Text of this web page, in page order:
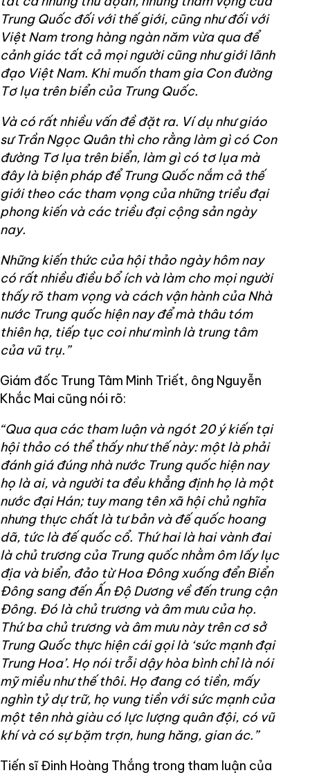
Trung Quốc đối với thế giới, cũng như đối với
Việt Nam trong hàng ngàn năm vừa qua để
cảnh giác tất cả mọi người cũng như giới lãnh
đạo Việt Nam. Khi muốn tham gia Con đường
Tơ lụa trên biển của Trung Quốc.
Và có rất nhiều vấn đề đặt ra. Ví dụ như giáo
sư Trần Ngọc Quân thì cho rằng làm gì có Con
đường Tơ lụa trên biển, làm gì có tơ lụa mà
đây là biện pháp để Trung Quốc nắm cả thế
giới theo các tham vọng của những triều đại
phong kiến và các triều đại cộng sản ngày
nay.
Những kiến thức của hội thảo ngày hôm nay
có rất nhiều điều bổ ích và làm cho mọi người
thấy rõ tham vọng và cách vận hành của Nhà
nước Trung quốc hiện nay để mà thâu tóm
thiên hạ, tiếp tục coi như mình là trung tâm
của vũ trụ.”
Giám đốc Trung Tâm Minh Triết, ông Nguyễn
Khắc Mai cũng nói rõ:
“Qua qua các tham luận và ngót 20 ý kiến tại
hội thảo có thể thấy như thế này: một là phải
đánh giá đúng nhà nước Trung quốc hiện nay
họ là ai, và người ta đều khẳng định họ là một
nước đại Hán; tuy mang tên xã hội chủ nghĩa
nhưng thực chất là tư bản và đế quốc hoang
dã, tức là đế quốc cổ. Thứ hai là hai vành đai
là chủ trương của Trung quốc nhằm ôm lấy lục
địa và biển, đảo từ Hoa Đông xuống đển Biển
Đông sang đến Ấn Độ Dương về đến trung cận
Đông. Đó là chủ trương và âm mưu của họ.
Thứ ba chủ trương và âm mưu này trên cơ sở
Trung Quốc thực hiện cái gọi là ‘sức mạnh đại
Trung Hoa’. Họ nói trỗi dậy hòa bình chỉ là nói
mỹ miều như thế thôi. Họ đang có tiền, mấy
nghìn tỷ dự trữ, họ vung tiền với sức mạnh của
một tên nhà giàu có lực lượng quân đội, có vũ
khí và có sự bặm trợn, hung hăng, gian ác.”
Tiến sĩ Đinh Hoàng Thắng trong tham luận của